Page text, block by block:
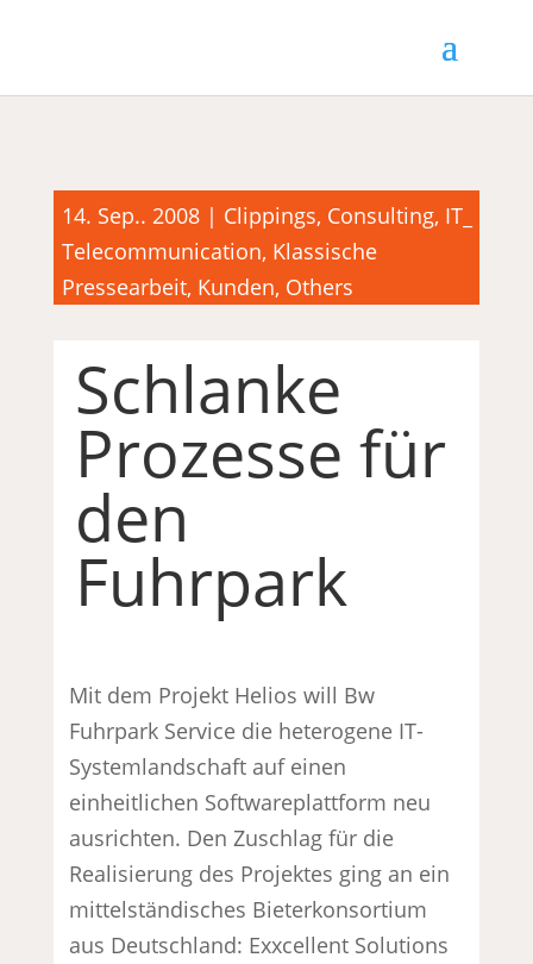
14. Sep.. 2008| Clippings, Consulting, IT_
Telecommunication, Klassische
Pressearbeit, Kunden, Others
Schlanke
Prozesse für
den
Fuhrpark
Mit dem Projekt Helios will Bw
Fuhrpark Service die heterogene IT-
Systemlandschaft auf einen
einheitlichen Softwareplattform neu
ausrichten. Den Zuschlag für die
Realisierung des Projektes ging an ein
mittelständisches Bieterkonsortium
aus Deutschland: Exxcellent Solutions